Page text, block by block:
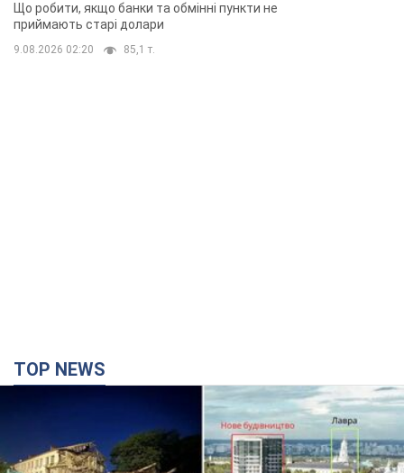
Що робити, якщо банки та обмінні пункти не
приймають старі долари
9.08.2026 02:20 85,1 т.
TOP NEWS